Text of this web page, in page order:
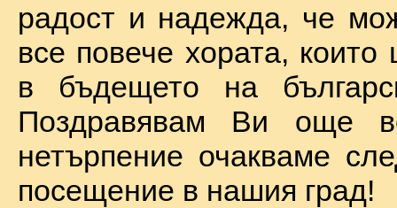
радост и надежда, че
все повече хората, които
в бъдещето на
Поздравявам Ви още
нетърпение очакваме
посещение в нашия град!